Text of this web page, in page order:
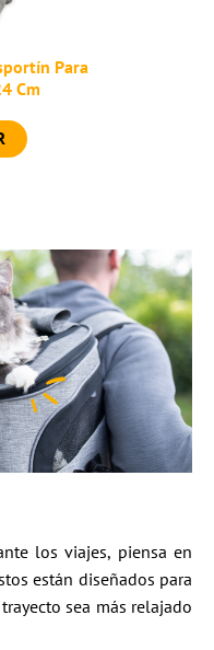
Para
Cm
los viajes, piensa en
están diseñados para
sea más relajado